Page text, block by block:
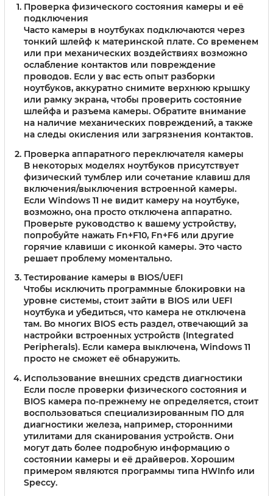
Проверка физического состояния камеры и её
подключения
Часто камеры в ноутбуках подключаются через
тонкий шлейф к материнской плате. Со временем
или при механических воздействиях возможно
ослабление контактов или повреждение
проводов. Если у вас есть опыт разборки
ноутбуков, аккуратно снимите верхнюю крышку
или рамку экрана, чтобы проверить состояние
шлейфа и разъема камеры. Обратите внимание
на наличие механических повреждений, а также
на следы окисления или загрязнения контактов.
Проверка аппаратного переключателя камеры
В некоторых моделях ноутбуков присутствует
физический тумблер или сочетание клавиш для
включения/выключения встроенной камеры.
Если Windows 11 не видит камеру на ноутбуке,
возможно, она просто отключена аппаратно.
Проверьте руководство к вашему устройству,
попробуйте нажать Fn+F10, Fn+F6 или другие
горячие клавиши с иконкой камеры. Это часто
решает проблему моментально.
Тестирование камеры в BIOS/UEFI
Чтобы исключить программные блокировки на
уровне системы, стоит зайти в BIOS или UEFI
ноутбука и убедиться, что камера не отключена
там. Во многих BIOS есть раздел, отвечающий за
настройки встроенных устройств (Integrated
Peripherals). Если камера выключена, Windows 11
просто не сможет её обнаружить.
Использование внешних средств диагностики
Если после проверки физического состояния и
BIOS камера по-прежнему не определяется, стоит
воспользоваться специализированным ПО для
диагностики железа, например, сторонними
утилитами для сканирования устройств. Они
могут дать более подробную информацию о
состоянии камеры и её драйверов. Хорошим
примером являются программы типа HWInfo или
Speccy.